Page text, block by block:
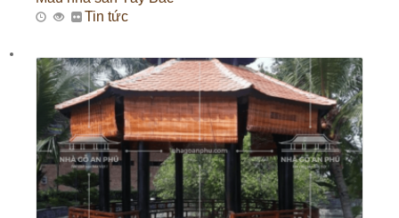
Tin tức